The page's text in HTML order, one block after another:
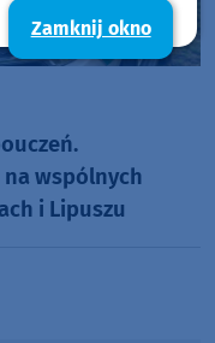
na wspólnych
i Lipuszu
stronastrona
Zamknij okno